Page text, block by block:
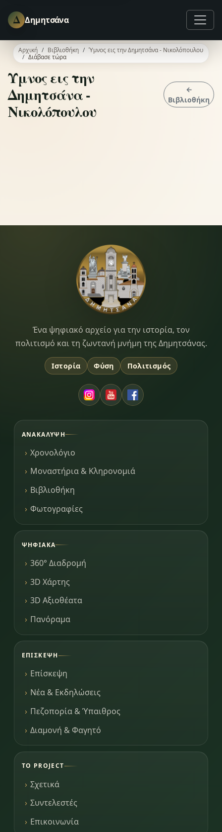
Δ Δημητσάνα
Αρχική Βιβλιοθήκη
Ύμνος εις την Δημητσάνα - Νικολόπουλου
Διάβασε τώρα
Ύμνος εις την
Δημητσάνα -
Νικολόπουλου
←
Βιβλιοθήκη
Dimitsana.gr
Ένα ψηφιακό αρχείο για την ιστορία, τον
πολιτισμό και τη ζωντανή μνήμη της Δημητσάνας.
Ιστορία Φύση Πολιτισμός
ΑΝΑΚΆΛΥΨΗ
Χρονολόγιο
Μοναστήρια & Κληρονομιά
Βιβλιοθήκη
Φωτογραφίες
ΨΗΦΙΑΚΆ
360° Διαδρομή
3D Χάρτης
3D Αξιοθέατα
Πανόραμα
ΕΠΊΣΚΕΨΗ
Επίσκεψη
Νέα & Εκδηλώσεις
Πεζοπορία & Ύπαιθρος
Διαμονή & Φαγητό
ΤΟ PROJECT
Σχετικά
Συντελεστές
Επικοινωνία